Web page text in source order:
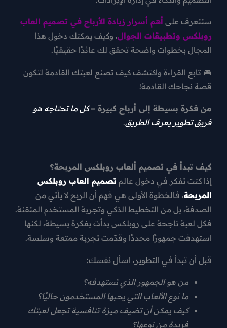
ستتعرف على أهم أسرار زيادة الأرباح في تصميم العاب
روبلكس وتطبيقات الجوال، وكيف يمكنك دخول هذا
المجال بخطوات واضحة تحقق لك عائدًا حقيقيًا.
🎮 تابع القراءة واكتشف كيف تصنع لعبتك القادمة لتكون
قصة نجاحك القادمة!
من فكرة بسيطة إلى أرباح كبيرة – كل ما تحتاجه هو
فريق تطوير يعرف الطريق.
كيف تبدأ في تصميم ألعاب روبلكس المربحة؟
إذا كنت تفكر في دخول عالم تصميم العاب روبلكس
المربحة، فالخطوة الأولى هي فهم أن الربح لا يأتي من
الصدفة، بل من التخطيط الذكي وتجربة المستخدم المتقنة.
فكل لعبة ناجحة على روبلكس بدأت بفكرة بسيطة، لكنها
استهدفت جمهورًا محددًا وقدّمت تجربة ممتعة وسلسة.
قبل أن تبدأ في التطوير، اسأل نفسك:
من هو الجمهور الذي تستهدفه؟
ما نوع الألعاب التي يحبها المستخدمون حاليًا؟
كيف يمكن أن تضيف ميزة تنافسية تجعل لعبتك
فريدة من نوعها؟